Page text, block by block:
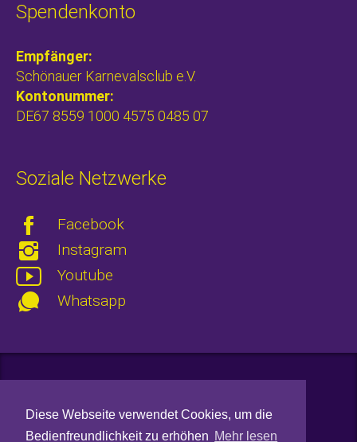
Diese Webseite verwendet Cookies, um die
Bedienfreundlichkeit zu erhöhen Mehr lesen
Spendenkonto
Empfänger:
Schönauer Karnevalsclub e.V.
Kontonummer:
DE67 8559 1000 4575 0485 07
Soziale Netzwerke
Facebook
Instagram
Youtube
Whatsapp
Kontakt